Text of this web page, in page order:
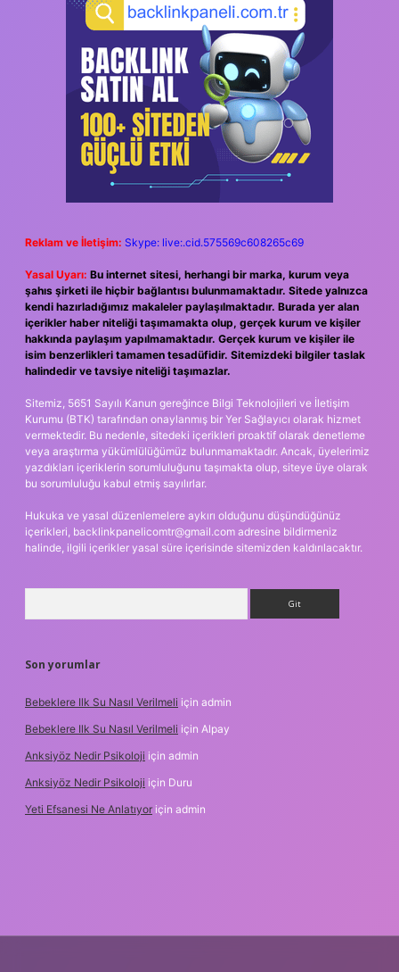
Reklam ve İletişim: Skype: live:.cid.575569c608265c69
Yasal Uyarı: Bu internet sitesi, herhangi bir marka, kurum veya
şahıs şirketi ile hiçbir bağlantısı bulunmamaktadır. Sitede yalnızca
kendi hazırladığımız makaleler paylaşılmaktadır. Burada yer alan
içerikler haber niteliği taşımamakta olup, gerçek kurum ve kişiler
hakkında paylaşım yapılmamaktadır. Gerçek kurum ve kişiler ile
isim benzerlikleri tamamen tesadüfidir. Sitemizdeki bilgiler taslak
halindedir ve tavsiye niteliği taşımazlar.
Sitemiz, 5651 Sayılı Kanun gereğince Bilgi Teknolojileri ve İletişim
Kurumu (BTK) tarafından onaylanmış bir Yer Sağlayıcı olarak hizmet
vermektedir. Bu nedenle, sitedeki içerikleri proaktif olarak denetleme
veya araştırma yükümlülüğümüz bulunmamaktadır. Ancak, üyelerimiz
yazdıkları içeriklerin sorumluluğunu taşımakta olup, siteye üye olarak
bu sorumluluğu kabul etmiş sayılırlar.
Hukuka ve yasal düzenlemelere aykırı olduğunu düşündüğünüz
içerikleri, backlinkpanelicomtr@gmail.com adresine bildirmeniz
halinde, ilgili içerikler yasal süre içerisinde sitemizden kaldırılacaktır.
Son yorumlar
Bebeklere Ilk Su Nasıl Verilmeli için admin
Bebeklere Ilk Su Nasıl Verilmeli için Alpay
Anksiyöz Nedir Psikoloji için admin
Anksiyöz Nedir Psikoloji için Duru
Yeti Efsanesi Ne Anlatıyor için admin